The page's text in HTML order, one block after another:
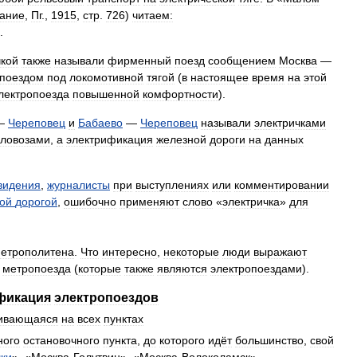
Пг., 1915 стр 726) читаем:
также называли фирменный поезд сообщением Москва —
поездом под локомотивной тягой (в настоящее время на этой
повышенной комфортности).
Череповец и Бабаево — Череповец называли электричками
а электрификация железной дороги на данных
журналисты при выступлениях или комментировании
дорогой ошибочно применяют слово «электричка» для
Что интересно некоторые люди выражают
метропоезда (которые также являются электропоездами).
электропоездов
на всех пунктах
остановочного пункта до которого идёт большинство свой